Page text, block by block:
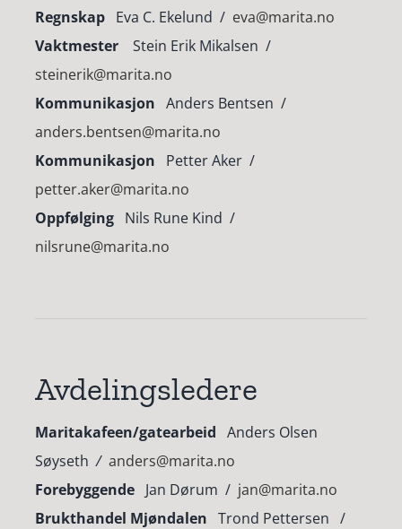
RegnskapEva C. Ekelund / eva@marita.no
VaktmesterStein Erik Mikalsen /
steinerik@marita.no
Kommunikasjon Anders Bentsen /
anders.bentsen@marita.no
Kommunikasjon Petter Aker /
petter.aker@marita.no
Oppfølging Nils Rune Kind /
nilsrune@marita.no
Avdelingsledere
Maritakafeen/gatearbeid Anders Olsen
Søyseth / anders@marita.no
Forebyggende Jan Dørum / jan@marita.no
Brukthandel Mjøndalen Trond Pettersen /